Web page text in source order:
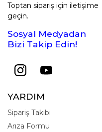
Toptan sipariş için iletişime
geçin.
Sosyal Medyadan
Bizi Takip Edin!
YARDIM
Sipariş Takibi
Arıza Formu